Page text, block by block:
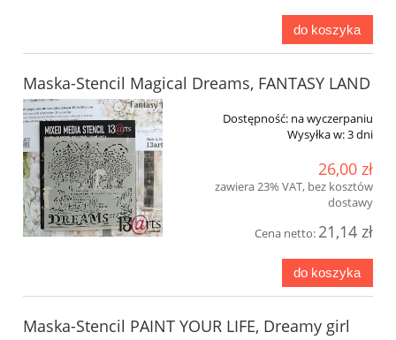
do koszyka
Maska-Stencil Magical Dreams, FANTASY LAND
Dostępność: na wyczerpaniu
Wysyłka w:3 dni
26,00 zł
zawiera 23% VAT, bez kosztów
dostawy
Cena netto: 21,14 zł
do koszyka
Maska-Stencil PAINT YOUR LIFE, Dreamy girl